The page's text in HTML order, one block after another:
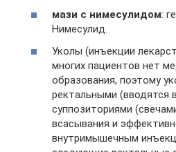
мази с нимесулидом:
Нимесулид.
Уколы (инъекции
многих пациентов нет
образования, поэтому
ректальными (вводятся
суппозиториями
всасывания и
внутримышечным